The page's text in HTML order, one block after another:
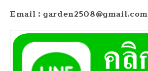
Email : garden2508@gmail.com